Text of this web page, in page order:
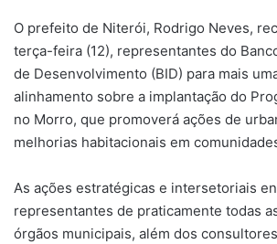
O prefeito de Niterói, Rodrigo Neves,
terça-feira (12), representantes do
de Desenvolvimento (BID) para mais
alinhamento sobre a implantação do
no Morro, que promoverá ações de
melhorias habitacionais em
As ações estratégicas e intersetoriais
representantes de praticamente todas
órgãos municipais, além dos